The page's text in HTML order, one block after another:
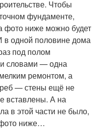
Чтобы
фундаменте,
фото ниже можно будет
в одной половине дома
под полом
словами — одна
ремонтом, а
— стены ещё не
вставлены. А на
в этой части не было,
ниже…